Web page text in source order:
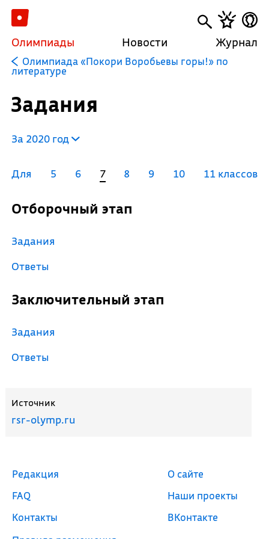
Олимпиады Новости Журнал
Олимпиада «Покори Воробьевы горы!» по
литературе
Задания
За 2020 год
Для 5 6 7 8 9 10 11 классов
Отборочный этап
Задания
Ответы
Заключительный этап
Задания
Ответы
Источник
rsr-olymp.ru
Редакция
FAQ
Контакты
О сайте
Наши проекты
ВКонтакте